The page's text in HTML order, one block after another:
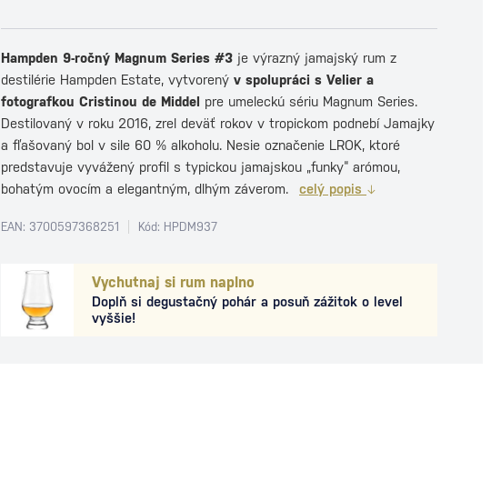
Vychutnaj si rum naplno
Doplň si degustačný pohár a posuň zážitok o level
vyššie!
Hampden 9-ročný Magnum Series #3 je výrazný jamajský rum z
destilérie Hampden Estate, vytvorený v spolupráci s Velier a
fotografkou Cristinou de Middel pre umeleckú sériu Magnum Series.
Destilovaný v roku 2016, zrel deväť rokov v tropickom podnebí Jamajky
a fľašovaný bol v sile 60 % alkoholu. Nesie označenie LROK, ktoré
predstavuje vyvážený profil s typickou jamajskou „funky“ arómou,
bohatým ovocím a elegantným, dlhým záverom.
celý popis
EAN: 3700597368251 Kód: HPDM937